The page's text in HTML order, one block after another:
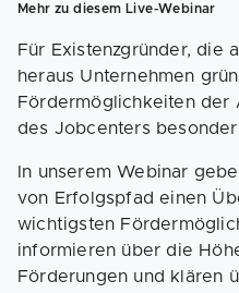
Mehr zu diesem Live-Webinar
Für Existenzgründer, die
heraus Unternehmen
Fördermöglichkeiten
des Jobcenters
In unserem Webinar
von Erfolgspfad einen
wichtigsten
informieren über die
Förderungen und klären